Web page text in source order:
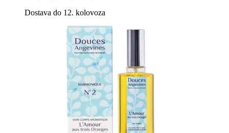
Dostava do 12. kolovoza